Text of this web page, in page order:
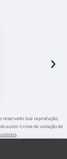
›
reservado. Sua reprodução,
autor. Crime de violação de
.